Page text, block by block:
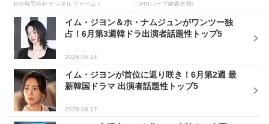
PR(合同会社デジタルファーム ) PR(ハーブ健康本舗)
イム・ジヨン＆ホ・ナムジュンがワンツー独
占！6月第3週韓ドラ出演者話題性トップ5
2026.06.24
イム・ジヨンが首位に返り咲き！6月第2週 最
新韓国ドラマ 出演者話題性トップ5
2026.06.17